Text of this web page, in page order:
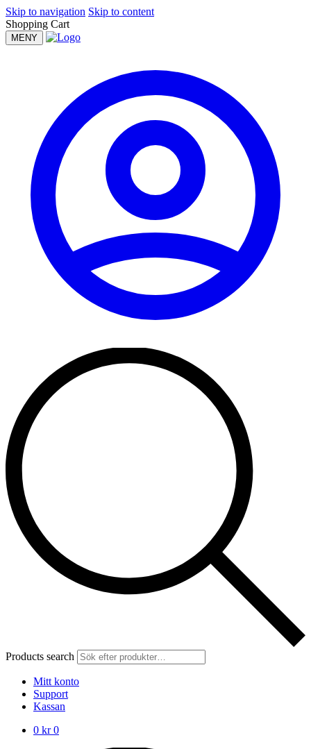
Skip to navigation Skip to content
Shopping Cart
MENY
Products search
Mitt konto
Support
Kassan
0 kr 0